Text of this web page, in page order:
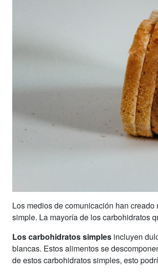
Los medios de comunicación han
simple. La mayoría de los carbohidratos
Los carbohidratos simples incluyen
blancas. Estos alimentos se
de estos carbohidratos simples, esto